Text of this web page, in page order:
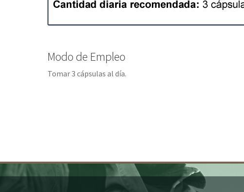
Modo de Empleo
Tomar 3 cápsulas al día.